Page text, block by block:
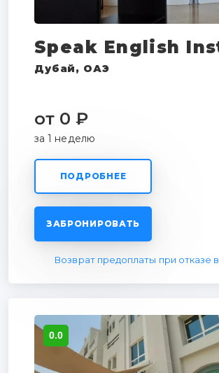
Speak English
Дубай, ОАЭ
Возврат предоплаты при отказе
от 0 ₽
за 1 неделю
ПОДРОБНЕЕ
ЗАБРОНИРОВАТЬ
0.0